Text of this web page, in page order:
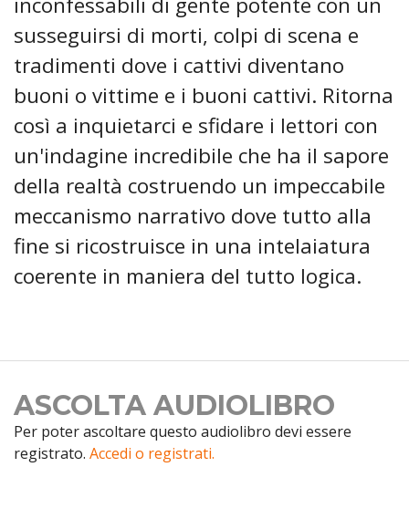
susseguirsi di morti, colpi di scena e
tradimenti dove i cattivi diventano
buoni o vittime e i buoni cattivi. Ritorna
così a inquietarci e sfidare i lettori con
un'indagine incredibile che ha il sapore
della realtà costruendo un impeccabile
meccanismo narrativo dove tutto alla
fine si ricostruisce in una intelaiatura
coerente in maniera del tutto logica.
ASCOLTA AUDIOLIBRO
Per poter ascoltare questo audiolibro devi essere
registrato. Accedi o registrati.